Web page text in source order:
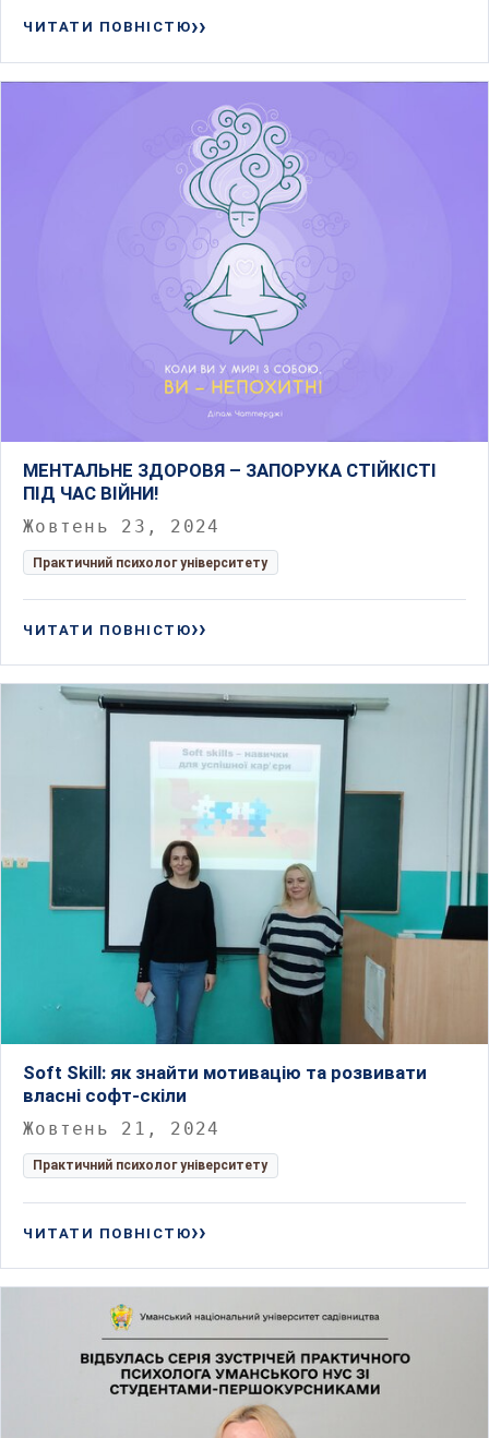
ЧИТАТИ ПОВНІСТЮ
МЕНТАЛЬНЕ ЗДОРОВЯ – ЗАПОРУКА СТІЙКІСТІ
ПІД ЧАС ВІЙНИ!
Жовтень 23, 2024
Практичний психолог університету
ЧИТАТИ ПОВНІСТЮ
Soft Skill: як знайти мотивацію та розвивати
власні софт-скіли
Жовтень 21, 2024
Практичний психолог університету
ЧИТАТИ ПОВНІСТЮ